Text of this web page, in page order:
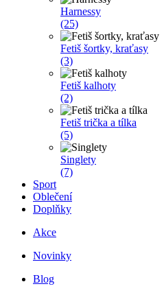
Harnessy
(25)
Fetiš šortky, kraťasy
(3)
Fetiš kalhoty
(2)
Fetiš trička a tílka
(5)
Singlety
(7)
Sport
Oblečení
Doplňky
Akce
Novinky
Blog